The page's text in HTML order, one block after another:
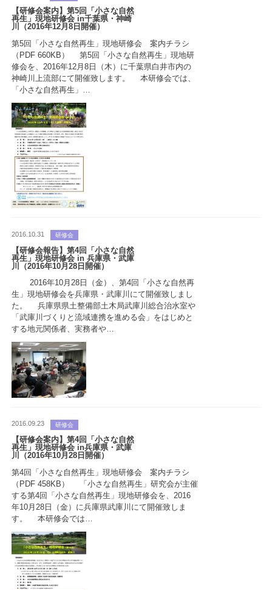
【研修会案内】第5回「小さな自然
再生」現地研修会 in千葉県・神崎
川（2016年12月8日開催）
第5回「小さな自然再生」現地研修会 案内チラシ
（PDF 660KB） 第5回「小さな自然再生」現地研
修会を、2016年12月8日（木）に千葉県白井市内の
神崎川上流部にて開催致します。 本研修会では、
「小さな自然再生」…
2016.10.31 研修会
【研修会報告】第4回「小さな自然
再生」現地研修会 in 兵庫県・武庫
川（2016年10月28日開催）
2016年10月28日（金）、第4回「小さな自然再
生」現地研修会を兵庫県・武庫川にて開催致しまし
た。 兵庫県県土整備部土木局武庫川総合治水室や
「武庫川づくりと流域連携を進める会」をはじめと
する地元関係者、実務者や…
2016.09.23 研修会
【研修会案内】第4回「小さな自然
再生」現地研修会 in兵庫県・武庫
川（2016年10月28日開催）
第4回「小さな自然再生」現地研修会 案内チラシ
（PDF 458KB） 「小さな自然再生」研究会が主催
する第4回「小さな自然再生」現地研修会を、2016
年10月28日（金）に兵庫県武庫川にて開催致しま
す。 本研修会では…